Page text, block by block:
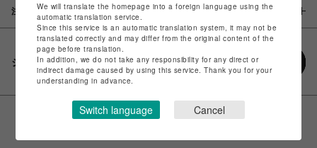
注意事項
シェアする
We will translate the homepage into a foreign language using the
automatic translation service.
Since this service is an automatic translation system, it may not be
translated correctly and may differ from the original content of the
page before translation.
In addition, we do not take any responsibility for any direct or
indirect damage caused by using this service. Thank you for your
understanding in advance.
Switch language Cancel